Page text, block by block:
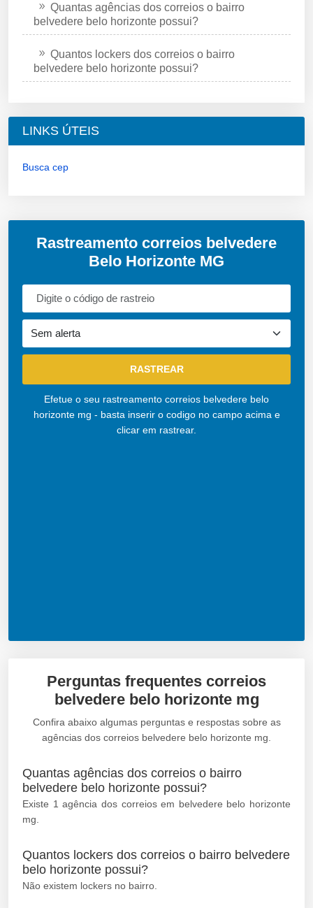
Quantas agências dos correios o bairro
belvedere belo horizonte possui?
Quantos lockers dos correios o bairro
belvedere belo horizonte possui?
LINKS ÚTEIS
Busca cep
Rastreamento correios belvedere
Belo Horizonte MG
Efetue o seu rastreamento correios belvedere belo
horizonte mg - basta inserir o codigo no campo acima e
clicar em rastrear.
Perguntas frequentes correios
belvedere belo horizonte mg
Confira abaixo algumas perguntas e respostas sobre as
agências dos correios belvedere belo horizonte mg.
Quantas agências dos correios o bairro
belvedere belo horizonte possui?
Existe 1 agência dos correios em belvedere belo horizonte
mg.
Quantos lockers dos correios o bairro belvedere
belo horizonte possui?
Não existem lockers no bairro.